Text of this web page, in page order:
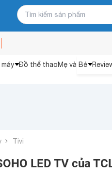
Đồ thể thaoMẹ và Bé
Tivi
LED TV của